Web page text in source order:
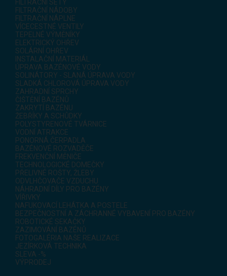
FILTRAČNÍ SETY
FILTRAČNÍ NÁDOBY
FILTRAČNÍ NÁPLNE
VÍCECESTNÉ VENTILY
TEPELNÉ VÝMĚNÍKY
ELEKTRICKÝ OHŘEV
SOLÁRNÍ OHŘEV
INSTALAČNÍ MATERIÁL
ÚPRAVA BAZÉNOVÉ VODY
SOLINÁTORY - SLANÁ ÚPRAVA VODY
SLADKÁ CHLOROVÁ ÚPRAVA VODY
ZAHRADNÍ SPRCHY
ČIŠTĚNÍ BAZÉNŮ
ZAKRYTÍ BAZÉNU
ŽEBŘÍKY A SCHŮDKY
POLYSTYRENOVÉ TVÁRNICE
VODNÍ ATRAKCE
PONORNÁ ČERPADLA
BAZÉNOVÉ ROZVADĚČE
FREKVENČNÍ MĚNIČE
TECHNOLOGICKÉ DOMEČKY
PŘELIVNÉ ROŠTY, ŽLEBY
ODVLHČOVAČE VZDUCHU
NÁHRADNÍ DÍLY PRO BAZÉNY
VÍŘIVKY
NAFUKOVACÍ LEHÁTKA A POSTELE
BEZPEČNOSTNÍ A ZÁCHRANNÉ VYBAVENÍ PRO BAZÉNY
ROBOTICKÉ SEKAČKY
ZAZIMOVÁNÍ BAZÉNŮ
FOTOGALÉRIA NAŠE REALIZACE
JEZÍRKOVÁ TECHNIKA
SLEVA -%
VÝPRODEJ